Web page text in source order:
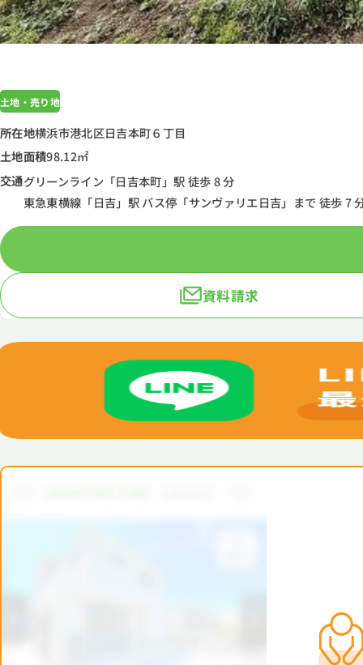
土地・売り地
所在地横浜市港北区日吉本町６丁目
土地面積98.12㎡
交通グリーンライン「日吉本町」駅 徒歩 8 分
東急東横線「日吉」駅 バス停「サンヴァリエ日吉」まで 徒歩 7
資料請求